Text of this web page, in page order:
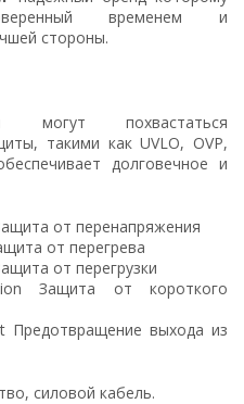
временем и
стороны.
могут похвастаться
такими как UVLO, OVP,
долговечное и
от перенапряжения
от перегрева
от перегрузки
Защита от короткого
выхода из
силовой кабель.